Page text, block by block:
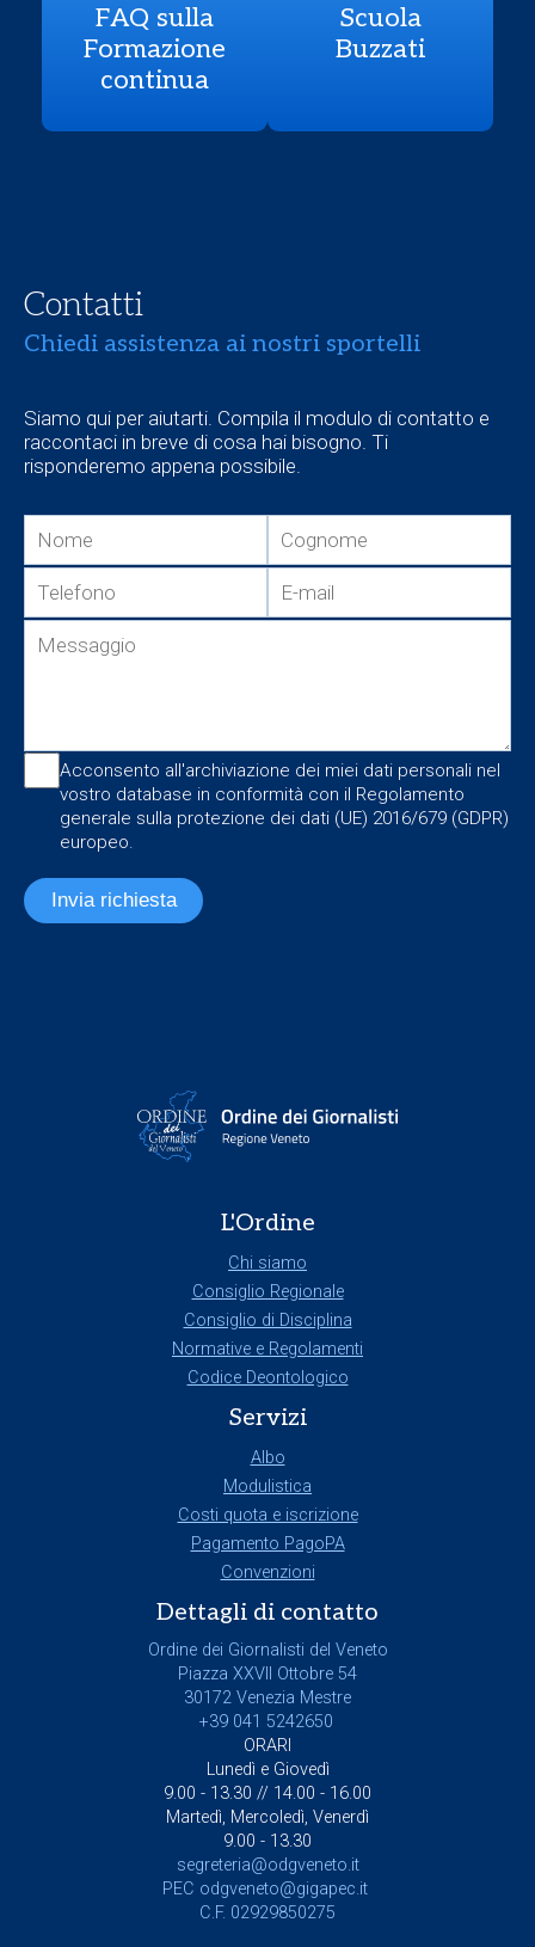
FAQ sulla
Formazione
continua
Scuola
Buzzati
Contatti
Chiedi assistenza ai nostri sportelli
Siamo qui per aiutarti. Compila il modulo di contatto e
raccontaci in breve di cosa hai bisogno. Ti
risponderemo appena possibile.
Acconsento all'archiviazione dei miei dati personali nel
vostro database in conformità con il Regolamento
generale sulla protezione dei dati (UE) 2016/679 (GDPR)
europeo.
Invia richiesta
L'Ordine
Chi siamo
Consiglio Regionale
Consiglio di Disciplina
Normative e Regolamenti
Codice Deontologico
Servizi
Albo
Modulistica
Costi quota e iscrizione
Pagamento PagoPA
Convenzioni
Dettagli di contatto
Ordine dei Giornalisti del Veneto
Piazza XXVII Ottobre 54
30172 Venezia Mestre
+39 041 5242650
ORARI
Lunedì e Giovedì
9.00 - 13.30 // 14.00 - 16.00
Martedì, Mercoledì, Venerdì
9.00 - 13.30
segreteria@odgveneto.it
PEC odgveneto@gigapec.it
C.F. 02929850275